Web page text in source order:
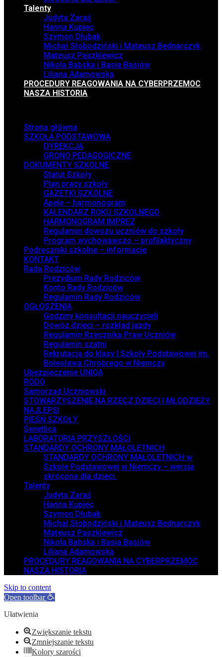
Talenty
Judyta Zaraś
Hanna Kupiec
Szymon Dłubak
Michał Słobodziński i Mateusz Bednarczyk
Mateusz Paszkiewicz
Nikola Babska i Basia Basiów
Liliana Adamowska
PROCEDURY REAGOWANIA NA CYBERPRZEMOC
NASZA HISTORIA
Strona główna
SZKOŁA PODSTAWOWA
DYREKCJA
GRONO PEDAGOGICZNE
DOKUMENTY SZKOLNE
Statut Szkoły
Plan pracy szkoły
GAZETKI SZKOLNE
Apele – harmonogram
KALENDARZ ROKU SZKOLNEGO
HARMONOGRAM IMPREZ
Regulamin dowozu uczniów do szkoły
Program wychowawczo – profilaktyczny
Podręczniki szkolne – informacje
KONTAKT
Rada Rodziców
Prezydium Rady Rodziców
Konto Rady Rodziców
Regulamin Rady Rodziców
OGŁOSZENIA
Godziny konsultacji nauczycieli
Dowóz dzieci – rozkład jazdy
Regulamin Rzecznika Praw Uczniów
Regulamin szatni
Rekrutacja do klasy I Szkoły Podstawowej im.
Bolesława Chrobrego w Niemczy
Ubezpieczenie UNIQA
RODO
Samorząd Uczniowski
STOWARZYSZENIE NA RZECZ DZIECI I MŁODZIEŻY
NAJLEPSI
PIEŚŃ SZKOŁY
Świetlica
LABORATORIA PRZYSZŁOŚCI
STANDARDY OCHRONY MAŁOLETNICH
STANDARDY OCHRONY MAŁOLETNICH w
Szkole Podstawowej w Niemczy – wersja
skrócona dla dzieci.
Talenty
Judyta Zaraś
Hanna Kupiec
Szymon Dłubak
Michał Słobodziński i Mateusz Bednarczyk
Mateusz Paszkiewicz
Nikola Babska i Basia Basiów
Liliana Adamowska
PROCEDURY REAGOWANIA NA CYBERPRZEMOC
NASZA HISTORIA
Skip to content
Open toolbar
Ułatwienia
Zwiększanie tekstu
Zmniejszanie tekstu
Kolory szarości